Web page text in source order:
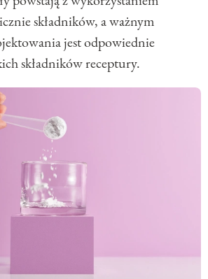
składników, a ważnym
jest odpowiednie
składników receptury.